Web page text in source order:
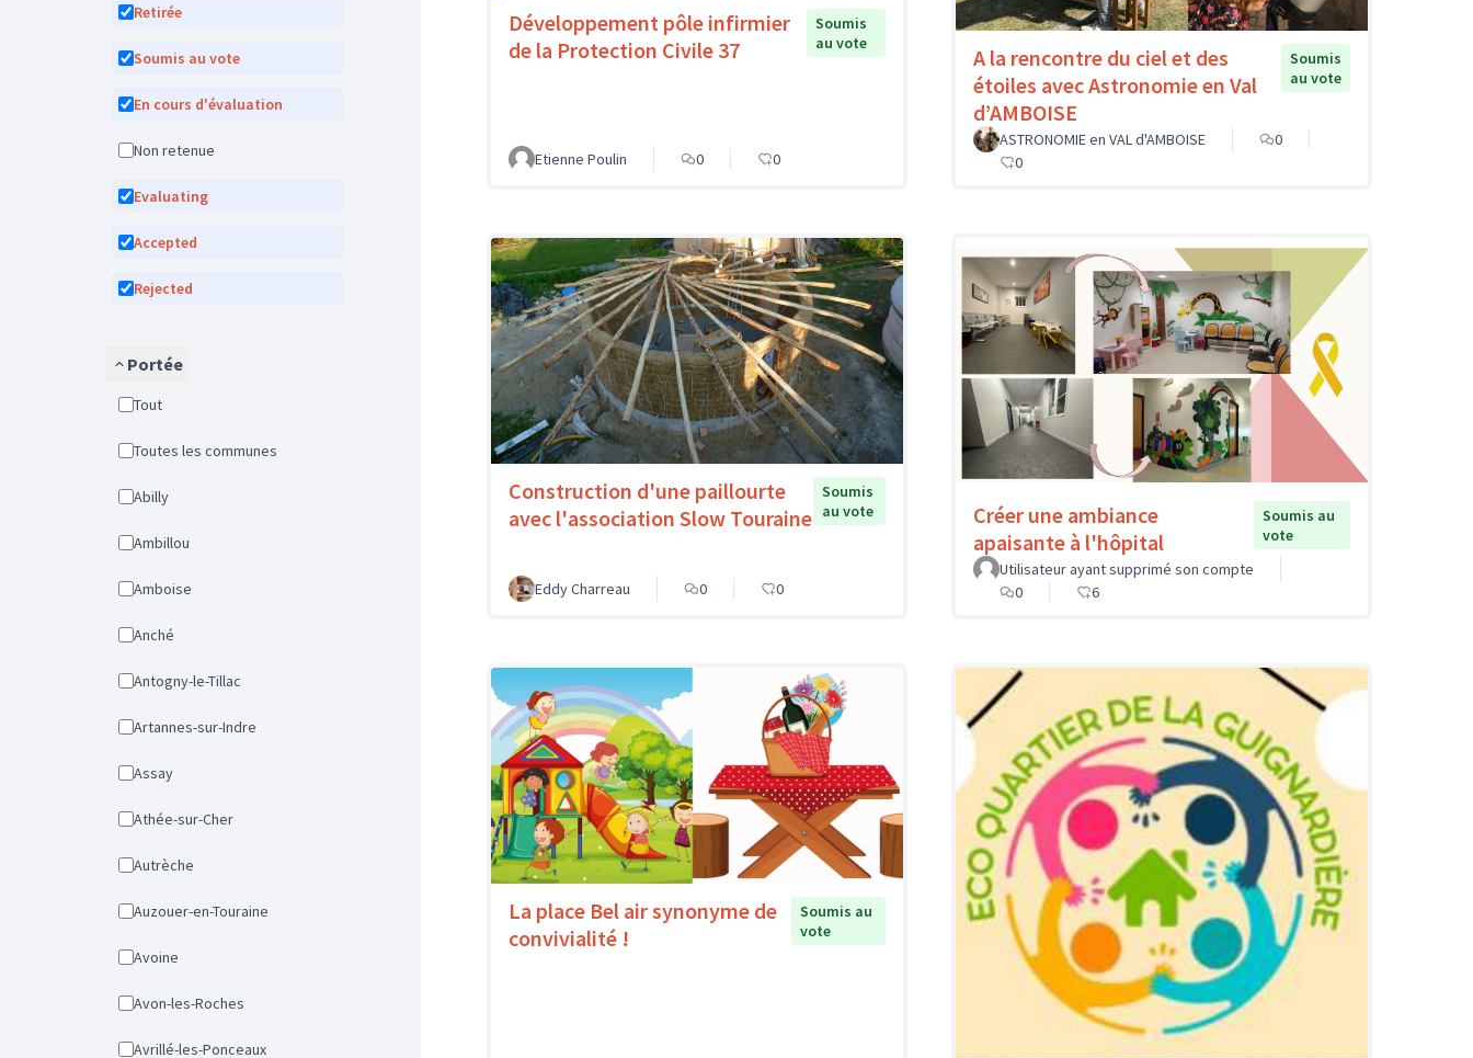
Retirée
Soumis au vote
En cours d'évaluation
Non retenue
Evaluating
Accepted
Rejected
Portée
Tout
Toutes les communes
Abilly
Ambillou
Amboise
Anché
Antogny-le-Tillac
Artannes-sur-Indre
Assay
Athée-sur-Cher
Autrèche
Auzouer-en-Touraine
Avoine
Avon-les-Roches
Avrillé-les-Ponceaux
Développement pôle infirmier
de la Protection Civile 37
Soumis
au vote
Etienne Poulin 0 0
A la rencontre du ciel et des
étoiles avec Astronomie en Val
d’AMBOISE
Soumis
au vote
ASTRONOMIE en VAL d'AMBOISE
0
0
Construction d'une paillourte
avec l'association Slow Touraine
Soumis
au vote
Eddy Charreau 0 0
Créer une ambiance
apaisante à l'hôpital
Soumis au
vote
Utilisateur ayant supprimé son compte
0
6
La place Bel air synonyme de
convivialité !
Soumis au
vote